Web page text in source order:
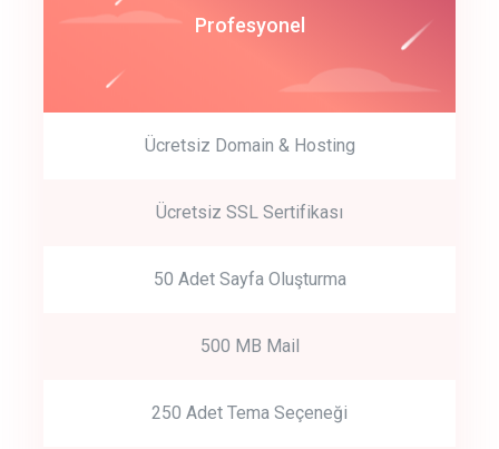
Get Started
Start by trying our service for 30 days free trial no credit card
Profesyonel
Ücretsiz Domain & Hosting
Ücretsiz SSL Sertifikası
50 Adet Sayfa Oluşturma
500 MB Mail
250 Adet Tema Seçeneği
Start Up